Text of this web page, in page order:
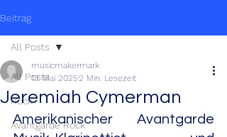
Beitrag
All Posts
Rock
Avantgarde Rock
All Posts
Jeremiah Cymerman
musicmakermark
13. Mai 20252 Min. Lesezeit
Amerikanischer Avantgarde